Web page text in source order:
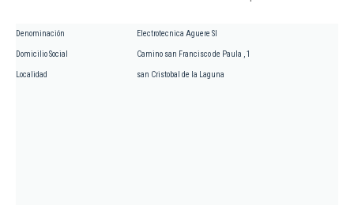
Denominación Electrotecnica Aguere Sl
Domicilio Social Camino san Francisco de Paula , 1
Localidad san Cristobal de la Laguna